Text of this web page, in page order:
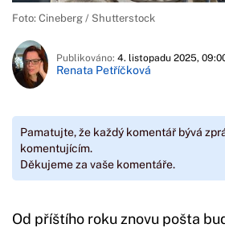
Foto: Cineberg / Shutterstock
Publikováno: 4. listopadu 2025,
Renata Petříčková
Pamatujte, že každý komentář bývá
komentujícím.
Děkujeme za vaše komentáře.
Od příštího roku znovu pošta